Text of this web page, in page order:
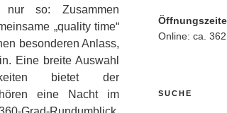
nur so: Zusammen
„quality time“
besonderen Anlass,
Eine breite Auswahl
bietet der
eine Nacht im
Online: ca.
SUCHE